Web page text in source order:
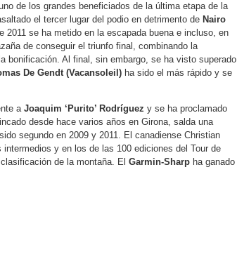
de los grandes beneficiados de la última etapa de la
el tercer lugar del podio en detrimento de Nairo
2011 se ha metido en la escapada buena e incluso, en
de conseguir el triunfo final, combinando la
bonificación. Al final, sin embargo, se ha visto superado
De Gendt (Vacansoleil) ha sido el más rápido y se
a Joaquim ‘Purito’ Rodríguez y se ha proclamado
desde hace varios años en Girona, salda una
segundo en 2009 y 2011. El canadiense Christian
y en los de las 100 ediciones del Tour de
de la montaña. El Garmin-Sharp ha ganado